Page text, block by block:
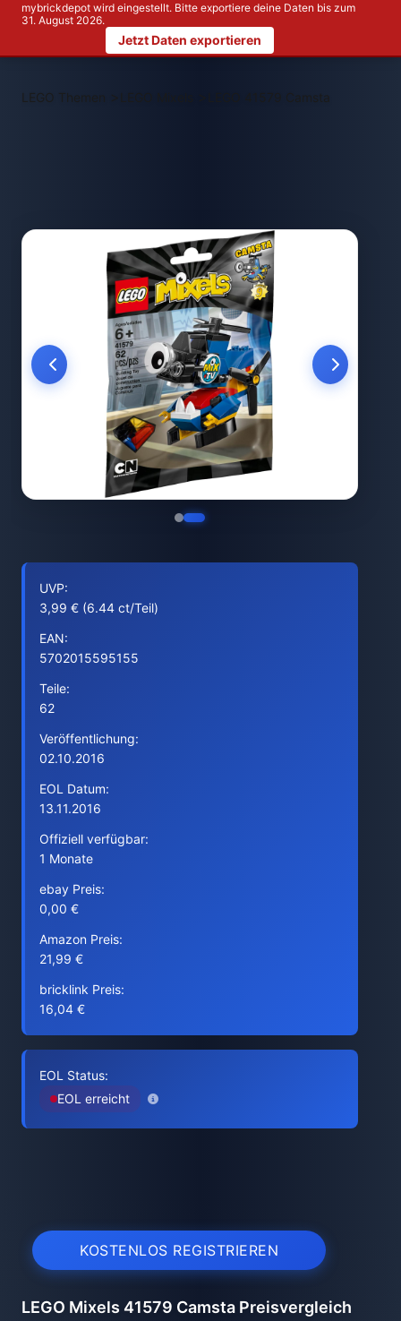
mybrickdepot wird eingestellt. Bitte exportiere deine Daten bis zum
31. August 2026.
Jetzt Daten exportieren
LEGO Themen > LEGO 41579 Camsta
UVP:
3,99 € (6.44 ct/Teil)
EAN:
5702015595155
Teile:
62
Veröffentlichung:
02.10.2016
EOL Datum:
13.11.2016
Offiziell verfügbar:
1 Monate
ebay Preis:
0,00 €
Amazon Preis:
21,99 €
bricklink Preis:
16,04 €
EOL Status:
EOL erreicht
KOSTENLOS REGISTRIEREN
LEGO Mixels 41579 Camsta Preisvergleich